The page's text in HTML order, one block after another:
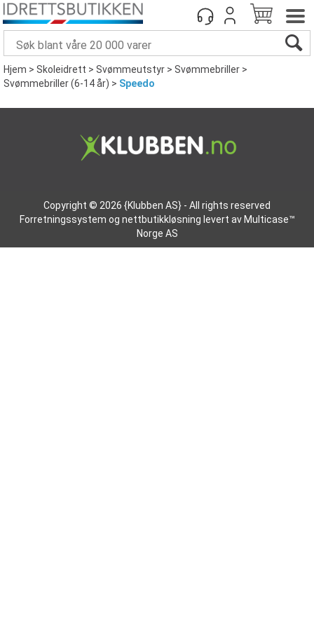
Hjem>Skoleidrett>Svømmeutstyr>Svømmebriller>
Svømmebriller (6-14 år)>Speedo
Copyright © 2026 {Klubben AS} - All rights reserved
Forretningssystem og nettbutikkløsning levert avMulticase™
Norge AS